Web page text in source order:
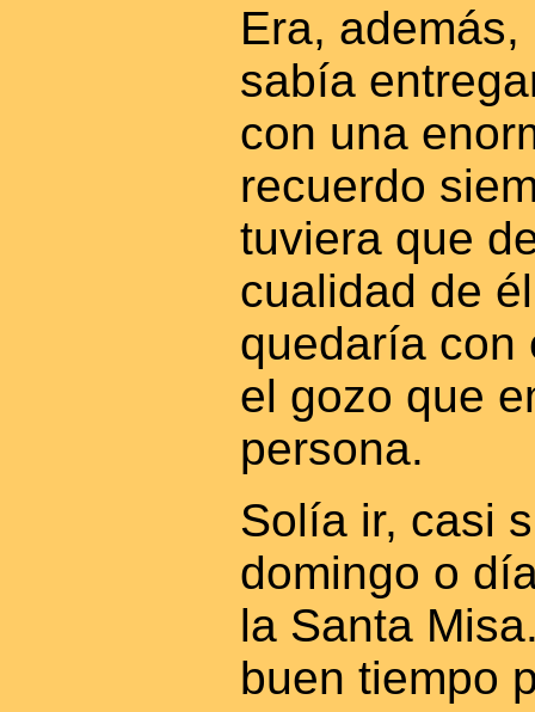
Era,
sabía
con una
recuerdo
tuviera que
cualidad de
quedaría con
el gozo que
persona.
Solía ir, casi
domingo o
la Santa
buen tiempo